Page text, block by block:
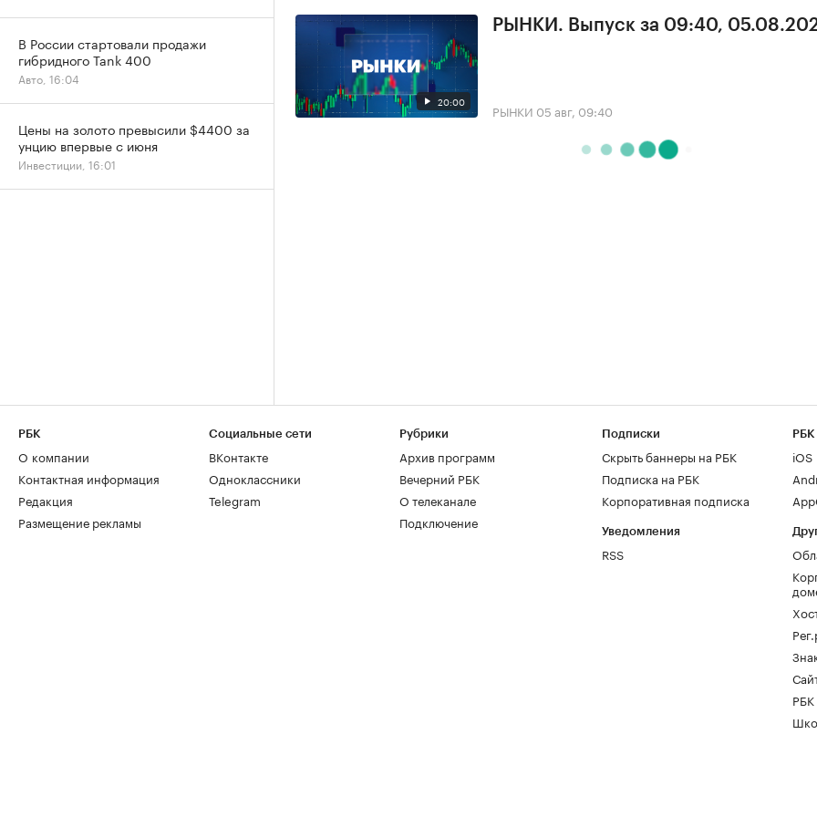
20:00
РЫНКИ. Выпуск за 09:40,
РЫНКИ 05 авг, 09:40
В России стартовали продажи
гибридного Tank 400
Авто, 16:04
Цены на золото превысили $4400 за
унцию впервые с июня
Инвестиции, 16:01
РБК
О компании
Контактная информация
Редакция
Размещение рекламы
Социальные сети
ВКонтакте
Одноклассники
Telegram
Рубрики
Архив программ
Вечерний РБК
О телеканале
Подключение
Подписки
Скрыть баннеры на РБК
Подписка на РБК
Корпоративная подписка
Уведомления
RSS
РБК
iOS